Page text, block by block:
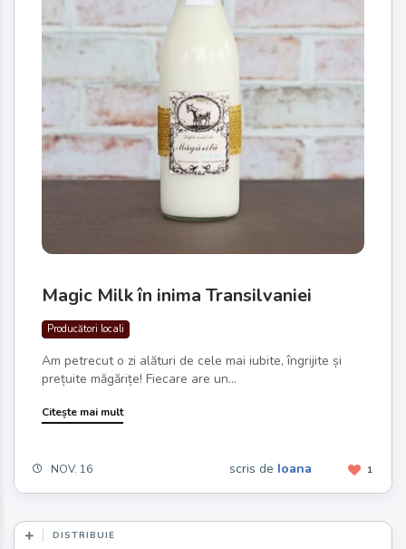
Magic Milk în inima Transilvaniei
Producători locali
Am petrecut o zi alături de cele mai iubite, îngrijite și
prețuite măgărițe! Fiecare are un...
Citește mai mult
NOV. 16 1
scris de Ioana
DISTRIBUIE